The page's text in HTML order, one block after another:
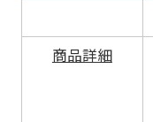
商品詳細